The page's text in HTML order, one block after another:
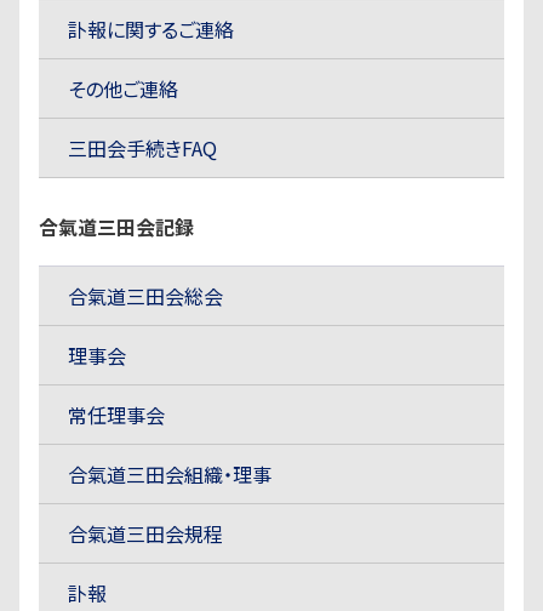
訃報に関するご連絡
その他ご連絡
三田会手続きFAQ
合氣道三田会記録
合氣道三田会総会
理事会
常任理事会
合氣道三田会組織・理事
合氣道三田会規程
訃報